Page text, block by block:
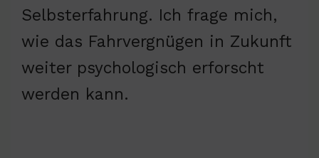
Selbsterfahrung. Ich frage mich,
wie das Fahrvergnügen in Zukunft
weiter psychologisch erforscht
werden kann.